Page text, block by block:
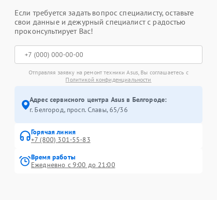
Если требуется задать вопрос специалисту, оставьте
свои данные и дежурный специалист с радостью
проконсультирует Вас!
Отправляя заявку на ремонт техники Asus, Вы соглашаетесь с
Политикой конфиденциальности
Адрес сервисного центра Asus в Белгороде:
г. Белгород, просп. Славы, 65/36
Горячая линия
+7 (800) 301-55-83
Время работы
Ежедневно с 9:00 до 21:00